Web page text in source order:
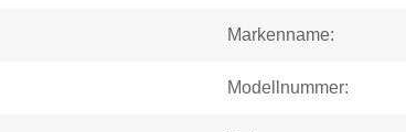
Markenname:
Modellnummer: